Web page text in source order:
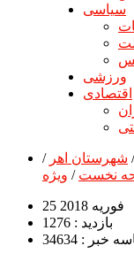
سیاسی
ورزشی
اقتصادی
شهرستان اهر /
نخست / ویژه
25 فوریه 2018
بازدید : 1276
خبر : 34634